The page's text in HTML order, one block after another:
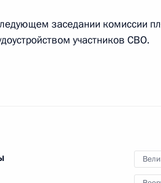
новых медицинских
заседании комиссии
участников СВО.